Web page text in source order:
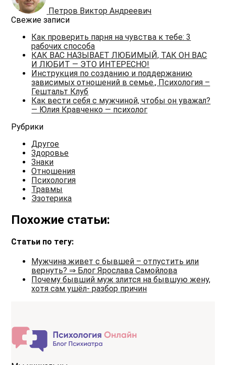
Петров Виктор Андреевич
Свежие записи
Как проверить парня на чувства к тебе: 3
рабочих способа
КАК ВАС НАЗЫВАЕТ ЛЮБИМЫЙ, ТАК ОН ВАС
И ЛЮБИТ — ЭТО ИНТЕРЕСНО!
Инструкция по созданию и поддержанию
зависимых отношений в семье., Психология –
Гештальт Клуб
Как вести себя с мужчиной, чтобы он уважал?
— Юлия Кравченко — психолог
Рубрики
Другое
Здоровье
Знаки
Отношения
Психология
Травмы
Эзотерика
Похожие статьи:
Статьи по тегу:
Мужчина живет с бывшей – отпустить или
вернуть? ⇒ Блог Ярослава Самойлова
Почему бывший муж злится на бывшую жену,
хотя сам ушёл- разбор причин